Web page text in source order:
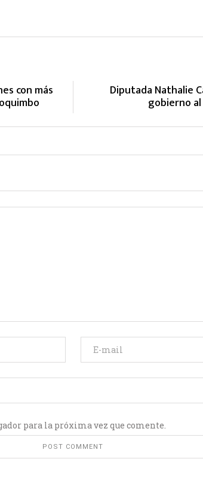
con más Diputada Nathalie
gobierno
para la próxima vez que comente.